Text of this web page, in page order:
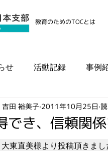
教育のためのTOCとは
せ 活動記録 事例
ログラム シンポジウム
でき、信頼関
吉田 裕美子 2011年10月25日
大東直美様より投稿頂きまし